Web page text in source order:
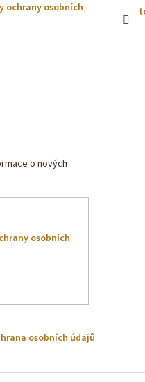
ochrany osobních
o nových
osobních
osobních údajů